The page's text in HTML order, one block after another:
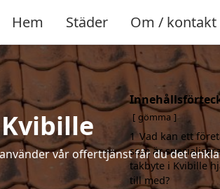
Hem Städer Om / kontakt
vår offerttjänst får du det
gömma
1 Vad kan ett
som är
takbyte i Kvibille
till med?